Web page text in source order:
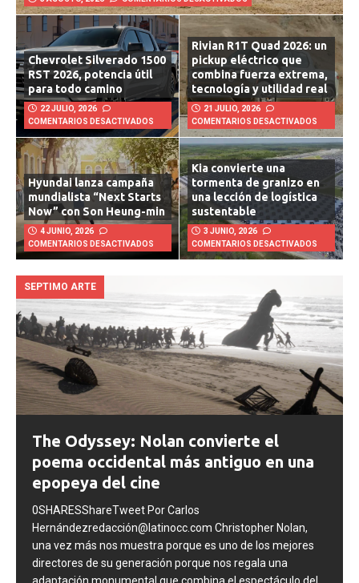
3 AGOSTO, 2026 COMENTARIOS DESACTIVADOS
Chevrolet Silverado 1500
RST 2026, potencia útil
para todo camino
22 JULIO, 2026
COMENTARIOS DESACTIVADOS
Rivian R1T Quad 2026: un
pickup eléctrico que
combina fuerza extrema,
tecnología y utilidad real
21 JULIO, 2026
COMENTARIOS DESACTIVADOS
Hyundai lanza campaña
mundialista “Next Starts
Now” con Son Heung-min
4 JUNIO, 2026
COMENTARIOS DESACTIVADOS
Kia convierte una
tormenta de granizo en
una lección de logística
sustentable
3 JUNIO, 2026
COMENTARIOS DESACTIVADOS
SEPTIMO ARTE
The Odyssey: Nolan convierte el
poema occidental más antiguo en una
epopeya del cine
0SHARESShareTweet Por Carlos
Hernándezredacción@latinocc.com Christopher Nolan,
una vez más nos muestra porque es uno de los mejores
directores de su generación porque nos regala una